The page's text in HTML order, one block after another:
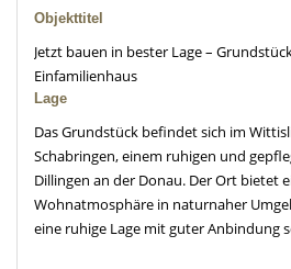
Objekttitel
Jetzt bauen in bester Lage –
Einfamilienhaus
Lage
Das Grundstück befindet sich im
Schabringen, einem ruhigen und
Dillingen an der Donau. Der Ort bietet
Wohnatmosphäre in naturnaher
eine ruhige Lage mit guter Anbindung